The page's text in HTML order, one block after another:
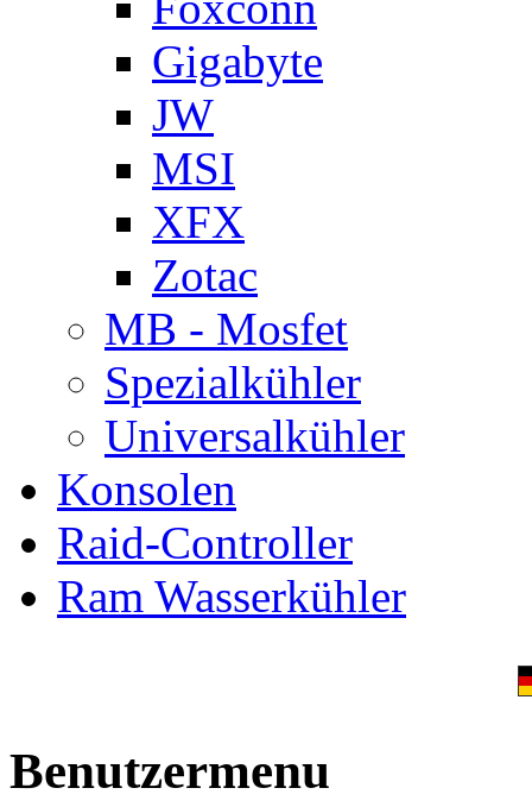
Gigabyte
JW
MSI
XFX
Zotac
MB - Mosfet
Spezialkühler
Universalkühler
Konsolen
Raid-Controller
Ram Wasserkühler
Benutzermenu